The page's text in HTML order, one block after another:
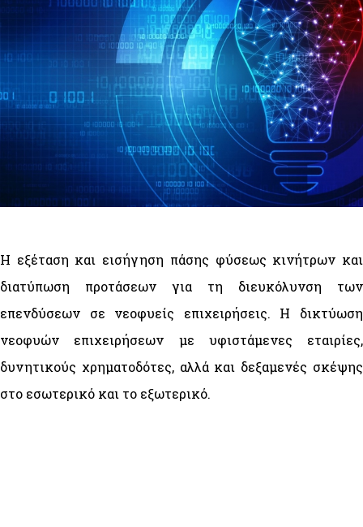
Η εξέταση και εισήγηση πάσης φύσεως κινήτρων και
διατύπωση προτάσεων για τη διευκόλυνση των
επενδύσεων σε νεοφυείς επιχειρήσεις. Η δικτύωση
νεοφυών επιχειρήσεων με υφιστάμενες εταιρίες,
δυνητικούς χρηματοδότες, αλλά και δεξαμενές σκέψης
στο εσωτερικό και το εξωτερικό.